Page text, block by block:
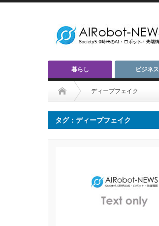
暮らし ビジネス
ディープフェイク
タグ：ディープフェイク